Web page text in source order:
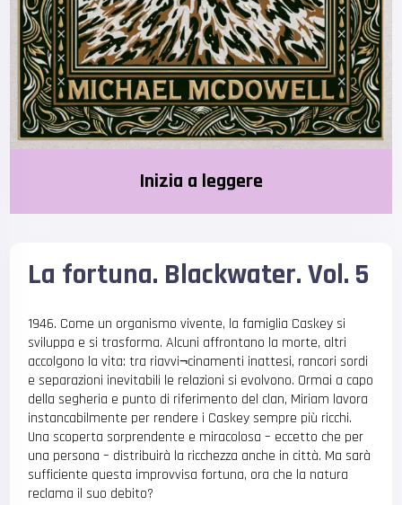
Inizia a leggere
La fortuna. Blackwater. Vol. 5
1946. Come un organismo vivente, la famiglia Caskey si
sviluppa e si trasforma. Alcuni affrontano la morte, altri
accolgono la vita: tra riavvi¬cinamenti inattesi, rancori sordi
e separazioni inevitabili le relazioni si evolvono. Ormai a capo
della segheria e punto di riferimento del clan, Miriam lavora
instancabilmente per rendere i Caskey sempre più ricchi.
Una scoperta sorprendente e miracolosa – eccetto che per
una persona – distribuirà la ricchezza anche in città. Ma sarà
sufficiente questa improvvisa fortuna, ora che la natura
reclama il suo debito?